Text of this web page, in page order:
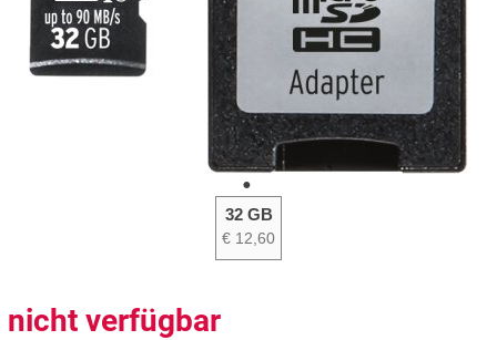
32 GB
€ 12,60
nicht verfügbar